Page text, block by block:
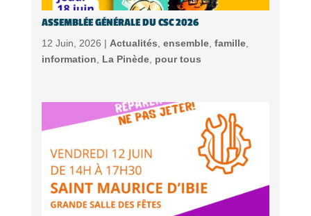
ASSEMBLÉE GÉNÉRALE DU CSC 2026
12 Juin, 2026 | Actualités, ensemble, famille,
information, La Pinède, pour tous